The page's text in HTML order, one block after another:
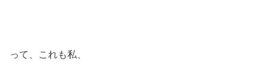
って、これも私、